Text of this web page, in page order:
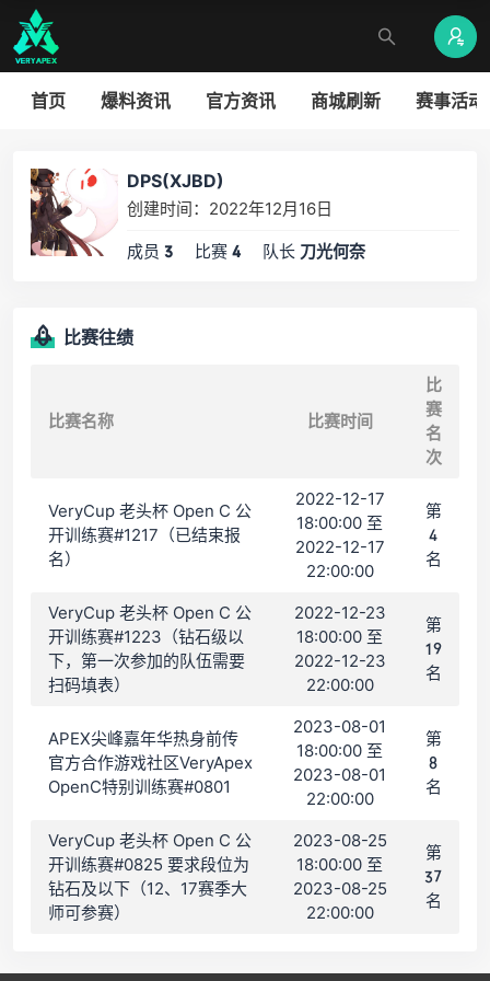
首页 爆料资讯 官方资讯 商城刷新 赛事活动
DPS(XJBD)
创建时间：2022年12月16日
成员 3 比赛 4 队长 刀光何奈
比赛往绩
比赛名称 比赛时间
比
赛
名
次
VeryCup 老头杯 Open C 公
开训练赛#1217（已结束报
名）
2022-12-17
18:00:00 至
2022-12-17
22:00:00
第
4
名
VeryCup 老头杯 Open C 公
开训练赛#1223（钻石级以
下，第一次参加的队伍需要
扫码填表）
2022-12-23
18:00:00 至
2022-12-23
22:00:00
第
19
名
APEX尖峰嘉年华热身前传
官方合作游戏社区VeryApex
OpenC特别训练赛#0801
2023-08-01
18:00:00 至
2023-08-01
22:00:00
第
8
名
VeryCup 老头杯 Open C 公
开训练赛#0825 要求段位为
钻石及以下（12、17赛季大
师可参赛）
2023-08-25
18:00:00 至
2023-08-25
22:00:00
第
37
名